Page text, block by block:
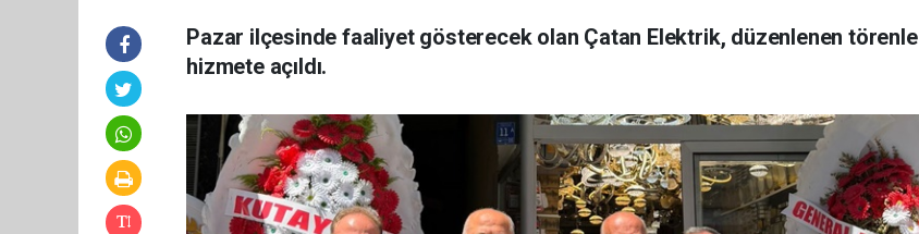
Pazar ilçesinde faaliyet gösterecek olan Çatan Elektrik, düzenlenen törenle
hizmete açıldı.